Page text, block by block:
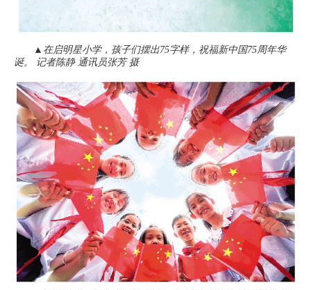
▲在启明星小学，孩子们摆出75字样，祝福新中国75周年华
诞。 记者陈静 通讯员张芳 摄